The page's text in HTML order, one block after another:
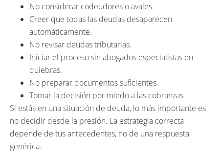
No considerar codeudores o avales.
Creer que todas las deudas desaparecen
automáticamente.
No revisar deudas tributarias.
Iniciar el proceso sin abogados especialistas en
quiebras.
No preparar documentos suficientes.
Tomar la decisión por miedo a las cobranzas.
Si estás en una situación de deuda, lo más importante es
no decidir desde la presión. La estrategia correcta
depende de tus antecedentes, no de una respuesta
genérica.